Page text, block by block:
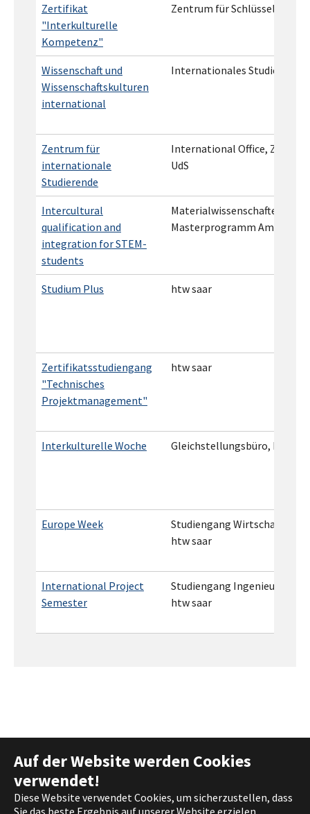
Auf der Website werden Cookies
verwendet!
Diese Website verwendet Cookies, um sicherzustellen, dass
Sie das beste Ergebnis auf unserer Website erzielen.
Zertifikat
"Interkulturelle
Kompetenz"
Zentrum für
Wissenschaft und
Wissenschaftskulturen
international
Internationales
Zentrum für
internationale
Studierende
International Office, ZiS,
UdS
Intercultural
qualification and
integration for STEM-
students
Materialwissenschaften,
Masterprogramm Amase/
Studium Plus htw saar
Zertifikatsstudiengang
"Technisches
Projektmanagement"
htw saar
Interkulturelle Woche Gleichstellungsbüro, htw
Europe Week
Studiengang
htw saar
International Project
Semester
Studiengang
htw saar
Deutsch
English